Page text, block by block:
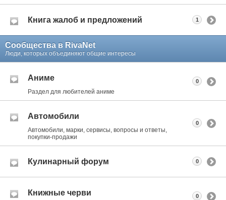
Книга жалоб и предложений 1
Сообщества в RivaNet
Люди, которых объединяют общие интересы
Аниме
Раздел для любителей аниме
0
Автомобили
Автомобили, марки, сервисы, вопросы и ответы,
покупки-продажи
0
Кулинарный форум 0
Книжные черви 0